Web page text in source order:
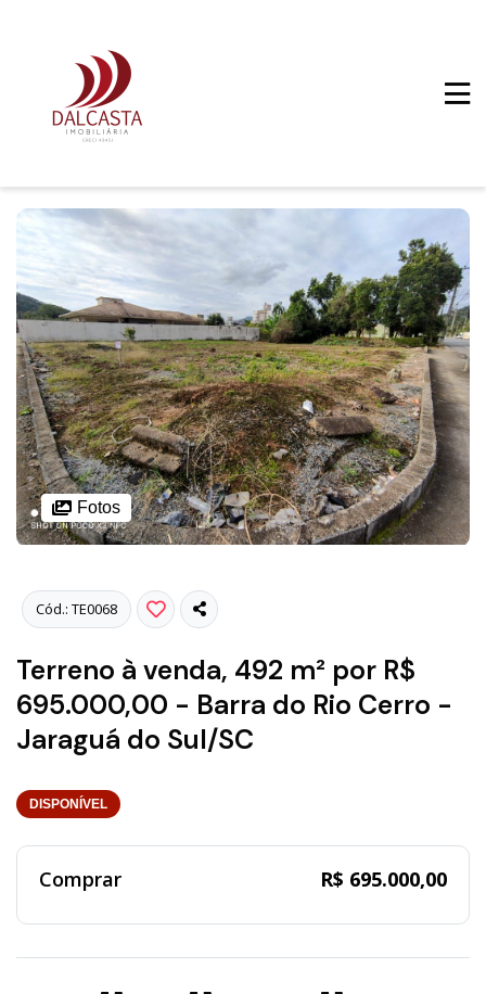
Fotos
Cód.: TE0068
Terreno à venda, 492 m² por R$
695.000,00 - Barra do Rio Cerro -
Jaraguá do Sul/SC
DISPONÍVEL
Comprar R$ 695.000,00